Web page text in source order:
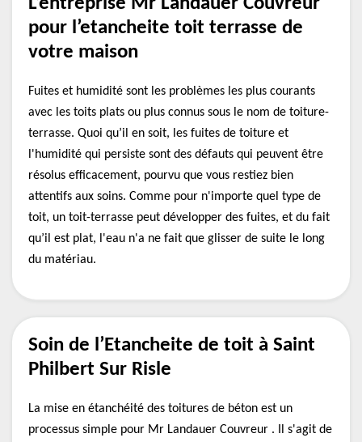
pour l’etancheite toit terrasse de
votre maison
Fuites et humidité sont les problèmes les plus courants
avec les toits plats ou plus connus sous le nom de toiture-
terrasse. Quoi qu’il en soit, les fuites de toiture et
l'humidité qui persiste sont des défauts qui peuvent être
résolus efficacement, pourvu que vous restiez bien
attentifs aux soins. Comme pour n'importe quel type de
toit, un toit-terrasse peut développer des fuites, et du fait
qu’il est plat, l'eau n'a ne fait que glisser de suite le long
du matériau.
Soin de l’Etancheite de toit à Saint
Philbert Sur Risle
La mise en étanchéité des toitures de béton est un
processus simple pour Mr Landauer Couvreur . Il s'agit de